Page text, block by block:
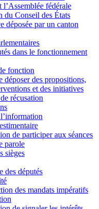
l’Assemblée fédérale
du Conseil des États
déposée par un canton
dans le fonctionnement
fonction
déposer des propositions,
et des initiatives
récusation
de participer aux séances
parole
sièges
des députés
des mandats impératifs